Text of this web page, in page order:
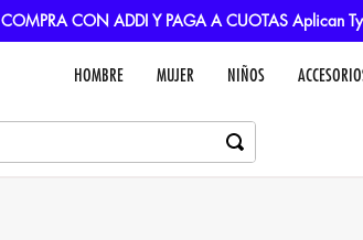
COMPRA CON ADDI Y PAGA A CUOTAS Aplican
HOMBRE MUJER NIÑOS